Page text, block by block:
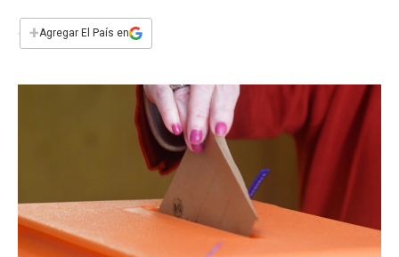
e
b
s
t
i
l
+Agregar El País en